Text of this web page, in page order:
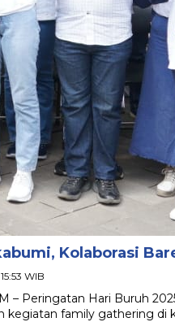
Kolaborasi
WIB
– Peringatan Hari Buruh
kegiatan family gathering di